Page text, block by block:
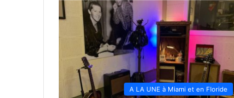
A LA UNE à Miami et en Floride